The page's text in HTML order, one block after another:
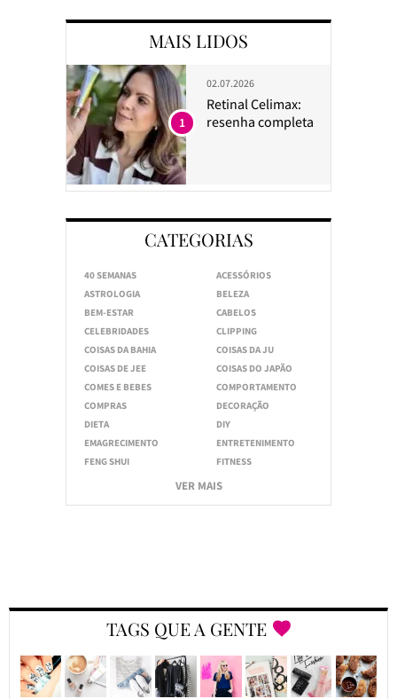
MAIS LIDOS
02.07.2026
Retinal Celimax:
resenha completa
1
CATEGORIAS
40 SEMANAS
ACESSÓRIOS
ASTROLOGIA
BELEZA
BEM-ESTAR
CABELOS
CELEBRIDADES
CLIPPING
COISAS DA BAHIA
COISAS DA JU
COISAS DE JEE
COISAS DO JAPÃO
COMES E BEBES
COMPORTAMENTO
COMPRAS
DECORAÇÃO
DIETA
DIY
EMAGRECIMENTO
ENTRETENIMENTO
FENG SHUI
FITNESS
VER MAIS
TAGS QUE A GENTE